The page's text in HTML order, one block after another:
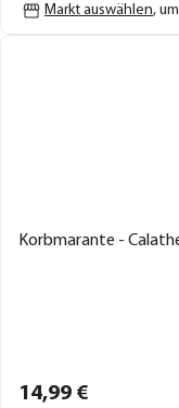
Markt auswählen,
Korbmarante -
14,99 €